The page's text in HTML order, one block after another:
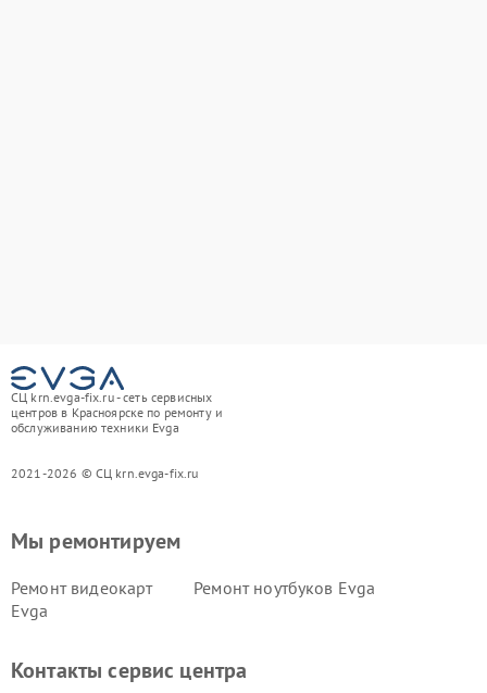
СЦ krn.evga-fix.ru - сеть сервисных
центров в Красноярске по ремонту и
обслуживанию техники Evga
2021-2026 © СЦ krn.evga-fix.ru
Мы ремонтируем
Ремонт видеокарт
Evga
Ремонт ноутбуков Evga
Контакты сервис центра